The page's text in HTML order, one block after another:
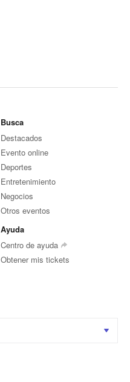
Busca
Destacados
Evento online
Deportes
Entretenimiento
Negocios
Otros eventos
Ayuda
Centro de ayuda
Obtener mis tickets